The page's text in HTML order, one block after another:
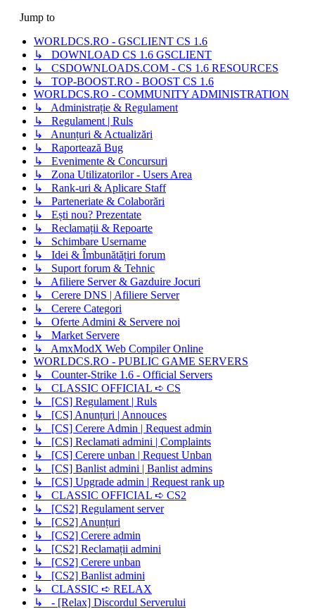
Jump to
WORLDCS.RO - GSCLIENT CS 1.6
↳ DOWNLOAD CS 1.6 GSCLIENT
↳ CSDOWNLOADS.COM - CS 1.6 RESOURCES
↳ TOP-BOOST.RO - BOOST CS 1.6
WORLDCS.RO - COMMUNITY ADMINISTRATION
↳ Administrație & Regulament
↳ Regulament | Ruls
↳ Anunțuri & Actualizări
↳ Raportează Bug
↳ Evenimente & Concursuri
↳ Zona Utilizatorilor - Users Area
↳ Rank-uri & Aplicare Staff
↳ Parteneriate & Colaborări
↳ Ești nou? Prezentate
↳ Reclamații & Repoarte
↳ Schimbare Username
↳ Idei & Îmbunătățiri forum
↳ Suport forum & Tehnic
↳ Afiliere Server & Gazduire Jocuri
↳ Cerere DNS | Afiliere Server
↳ Cerere Categori
↳ Oferte Admini & Servere noi
↳ Market Servere
↳ AmxModX Web Compiler Online
WORLDCS.RO - PUBLIC GAME SERVERS
↳ Counter-Strike 1.6 - Official Servers
↳ CLASSIC OFFICIAL ➪ CS
↳ [CS] Regulament | Ruls
↳ [CS] Anunțuri | Annouces
↳ [CS] Cerere Admin | Request admin
↳ [CS] Reclamati admini | Complaints
↳ [CS] Cerere unban | Request Unban
↳ [CS] Banlist admini | Banlist admins
↳ [CS] Upgrade admin | Request rank up
↳ CLASSIC OFFICIAL ➪ CS2
↳ [CS2] Regulament server
↳ [CS2] Anunțuri
↳ [CS2] Cerere admin
↳ [CS2] Reclamații admini
↳ [CS2] Cerere unban
↳ [CS2] Banlist admini
↳ CLASSIC ➪ RELAX
↳ - [Relax] Discordul Serverului